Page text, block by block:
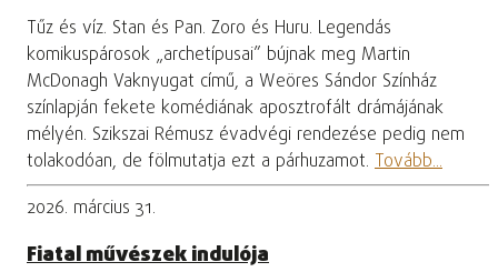
Tűz és víz. Stan és Pan. Zoro és Huru. Legendás
komikuspárosok „archetípusai” bújnak meg Martin
McDonagh Vaknyugat című, a Weöres Sándor Színház
színlapján fekete komédiának aposztrofált drámájának
mélyén. Szikszai Rémusz évadvégi rendezése pedig nem
tolakodóan, de fölmutatja ezt a párhuzamot. Tovább...
2026. március 31.
Fiatal művészek indulója